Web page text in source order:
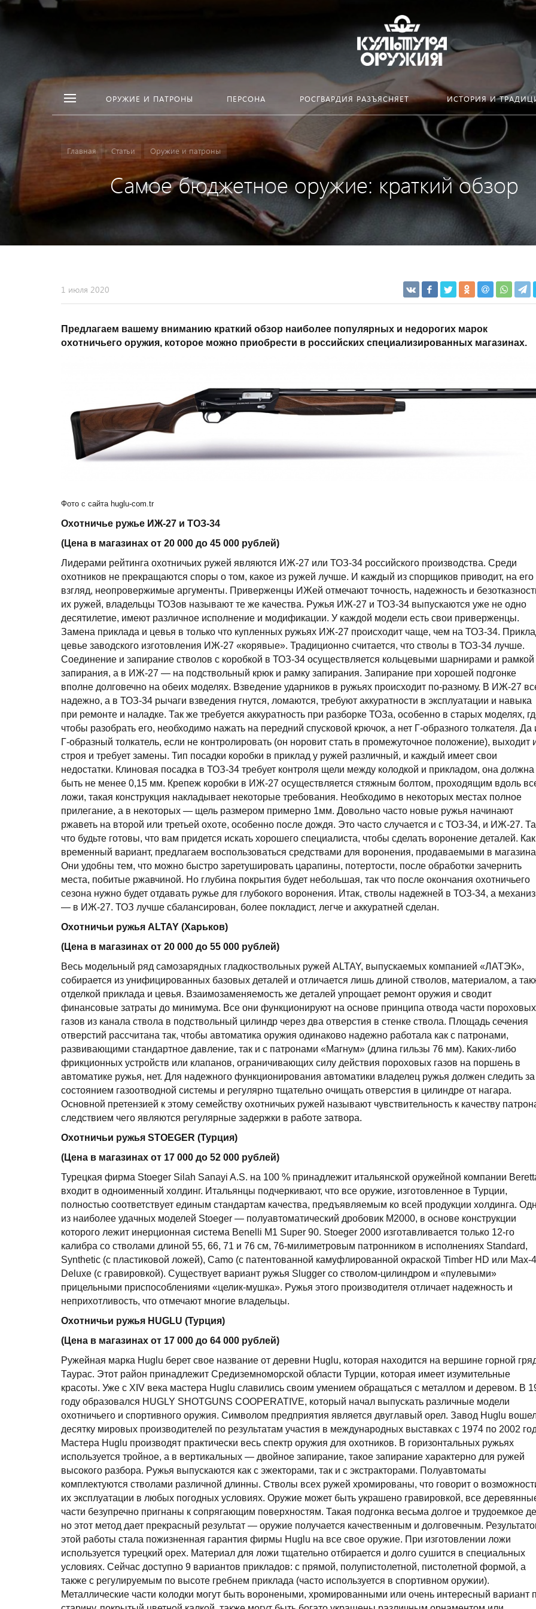
ОРУЖИЕ И ПАТРОНЫ ПЕРСОНА РОСГВАРДИЯ РАЗЪЯСНЯЕТ ИСТОРИЯ И
Главная Статьи Оружие и патроны
Самое бюджетное оружие: краткий обзор
1 июля 2020
Предлагаем вашему вниманию краткий обзор наиболее популярных и недорогих марок
охотничьего оружия, которое можно приобрести в российских специализированных магазинах.
Фото с сайта huglu-com.tr
Охотничье ружье ИЖ-27 и ТОЗ-34
(Цена в магазинах от 20 000 до 45 000 рублей)
Лидерами рейтинга охотничьих ружей являются ИЖ-27 или ТОЗ-34 российского производства. Среди
охотников не прекращаются споры о том, какое из ружей лучше. И каждый из спорщиков приводит, на его
взгляд, неопровержимые аргументы. Приверженцы ИЖей отмечают точность, надежность и
их ружей, владельцы ТОЗов называют те же качества. Ружья ИЖ-27 и ТОЗ-34 выпускаются уже не одно
десятилетие, имеют различное исполнение и модификации. У каждой модели есть свои приверженцы.
Замена приклада и цевья в только что купленных ружьях ИЖ-27 происходит чаще, чем на ТОЗ-34.
цевье заводского изготовления ИЖ-27 «корявые». Традиционно считается, что стволы в ТОЗ-34 лучше.
Соединение и запирание стволов с коробкой в ТОЗ-34 осуществляется кольцевыми шарнирами и рамкой
запирания, а в ИЖ-27 — на подствольный крюк и рамку запирания. Запирание при хорошей подгонке
вполне долговечно на обеих моделях. Взведение ударников в ружьях происходит по-разному. В ИЖ-27
надежно, а в ТОЗ-34 рычаги взведения гнутся, ломаются, требуют аккуратности в эксплуатации и навыка
при ремонте и наладке. Так же требуется аккуратность при разборке ТОЗа, особенно в старых моделях,
чтобы разобрать его, необходимо нажать на передний спусковой крючок, а нет Г-образного толкателя. Да
Г-образный толкатель, если не контролировать (он норовит стать в промежуточное положение), выходит
строя и требует замены. Тип посадки коробки в приклад у ружей различный, и каждый имеет свои
недостатки. Клиновая посадка в ТОЗ-34 требует контроля щели между колодкой и прикладом, она должна
быть не менее 0,15 мм. Крепеж коробки в ИЖ-27 осуществляется стяжным болтом, проходящим вдоль
ложи, такая конструкция накладывает некоторые требования. Необходимо в некоторых местах полное
прилегание, а в некоторых — щель размером примерно 1мм. Довольно часто новые ружья начинают
ржаветь на второй или третьей охоте, особенно после дождя. Это часто случается и с ТОЗ-34, и ИЖ-27.
что будьте готовы, что вам придется искать хорошего специалиста, чтобы сделать воронение деталей. Как
временный вариант, предлагаем воспользоваться средствами для воронения, продаваемыми в
Они удобны тем, что можно быстро заретушировать царапины, потертости, после обработки зачернить
места, побитые ржавчиной. Но глубина покрытия будет небольшая, так что после окончания охотничьего
сезона нужно будет отдавать ружье для глубокого воронения. Итак, стволы надежней в ТОЗ-34, а
— в ИЖ-27. ТОЗ лучше сбалансирован, более покладист, легче и аккуратней сделан.
Охотничьи ружья ALTAY (Харьков)
(Цена в магазинах от 20 000 до 55 000 рублей)
Весь модельный ряд самозарядных гладкоствольных ружей ALTAY, выпускаемых компанией «ЛАТЭК»,
собирается из унифицированных базовых деталей и отличается лишь длиной стволов, материалом, а
отделкой приклада и цевья. Взаимозаменяемость же деталей упрощает ремонт оружия и сводит
финансовые затраты до минимума. Все они функционируют на основе принципа отвода части пороховых
газов из канала ствола в подствольный цилиндр через два отверстия в стенке ствола. Площадь сечения
отверстий рассчитана так, чтобы автоматика оружия одинаково надежно работала как с патронами,
развивающими стандартное давление, так и с патронами «Магнум» (длина гильзы 76 мм). Каких-либо
фрикционных устройств или клапанов, ограничивающих силу действия пороховых газов на поршень в
автоматике ружья, нет. Для надежного функционирования автоматики владелец ружья должен следить за
состоянием газоотводной системы и регулярно тщательно очищать отверстия в цилиндре от нагара.
Основной претензией к этому семейству охотничьих ружей называют чувствительность к качеству
следствием чего являются регулярные задержки в работе затвора.
Охотничьи ружья STOEGER (Турция)
(Цена в магазинах от 17 000 до 52 000 рублей)
Турецкая фирма Stoeger Silah Sanayi A.S. на 100 % принадлежит итальянской оружейной компании
входит в одноименный холдинг. Итальянцы подчеркивают, что все оружие, изготовленное в Турции,
полностью соответствует единым стандартам качества, предъявляемым ко всей продукции холдинга.
из наиболее удачных моделей Stoeger — полуавтоматический дробовик М2000, в основе конструкции
которого лежит инерционная система Benelli M1 Super 90. Stoeger 2000 изготавливается только 12-го
калибра со стволами длиной 55, 66, 71 и 76 см, 76-милиметровым патронником в исполнениях Standard,
Synthetic (с пластиковой ложей), Camo (с патентованной камуфлированной окраской Timber HD или Max-
Deluxe (с гравировкой). Существует вариант ружья Slugger со стволом-цилиндром и «пулевыми»
прицельными приспособлениями «целик-мушка». Ружья этого производителя отличает надежность и
неприхотливость, что отмечают многие владельцы.
Охотничьи ружья HUGLU (Турция)
(Цена в магазинах от 17 000 до 64 000 рублей)
Ружейная марка Huglu берет свое название от деревни Huglu, которая находится на вершине горной
Таурас. Этот район принадлежит Средиземноморской области Турции, которая имеет изумительные
красоты. Уже с XIV века мастера Huglu славились своим умением обращаться с металлом и деревом. В
году образовался HUGLY SHOTGUNS COOPERATIVE, который начал выпускать различные модели
охотничьего и спортивного оружия. Символом предприятия является двуглавый орел. Завод Huglu
десятку мировых производителей по результатам участия в международных выставках с 1974 по 2002
Мастера Huglu производят практически весь спектр оружия для охотников. В горизонтальных ружьях
используется тройное, а в вертикальных — двойное запирание, такое запирание характерно для ружей
высокого разбора. Ружья выпускаются как с эжекторами, так и с экстракторами. Полуавтоматы
комплектуются стволами различной длинны. Стволы всех ружей хромированы, что говорит о
их эксплуатации в любых погодных условиях. Оружие может быть украшено гравировкой, все
части безупречно пригнаны к сопрягающим поверхностям. Такая подгонка весьма долгое и трудоемкое
но этот метод дает прекрасный результат — оружие получается качественным и долговечным.
этой работы стала пожизненная гарантия фирмы Huglu на все свое оружие. При изготовлении ложи
используется турецкий орех. Материал для ложи тщательно отбирается и долго сушится в специальных
условиях. Сейчас доступно 9 вариантов прикладов: с прямой, полупистолетной, пистолетной формой, а
также с регулируемым по высоте гребнем приклада (часто используется в спортивном оружии).
Металлические части колодки могут быть воронеными, хромированными или очень интересный вариант